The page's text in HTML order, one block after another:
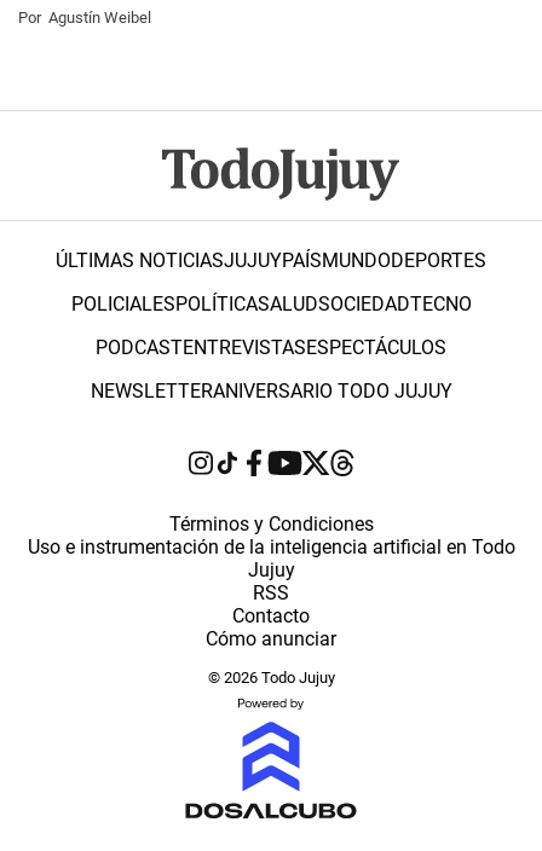
Por Agustín Weibel
ÚLTIMAS NOTICIASJUJUYPAÍSMUNDODEPORTES
POLICIALESPOLÍTICASALUDSOCIEDADTECNO
PODCASTENTREVISTASESPECTÁCULOS
NEWSLETTERANIVERSARIO TODO JUJUY
Términos y Condiciones
Uso e instrumentación de la inteligencia artificial en Todo
Jujuy
RSS
Contacto
Cómo anunciar
© 2026 Todo Jujuy